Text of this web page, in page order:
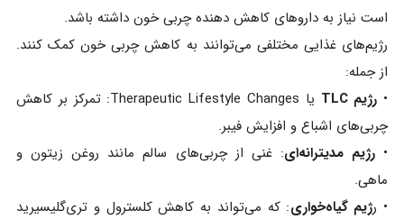
است نیاز به داروهای کاهش‌ دهنده چربی خون داشته باشد.
رژیم‌های غذایی مختلفی می‌توانند به کاهش چربی خون کمک کنند.
از جمله:
• رژیم TLC
یا Therapeutic Lifestyle Changes: تمرکز بر کاهش
چربی‌های اشباع و افزایش فیبر.
•رژیم مدیترانه‌ای: غنی از چربی‌های سالم مانند روغن زیتون و
ماهی.
• رژیم گیاه‌خواری: که می‌تواند به کاهش کلسترول و تری‌گلیسیرید